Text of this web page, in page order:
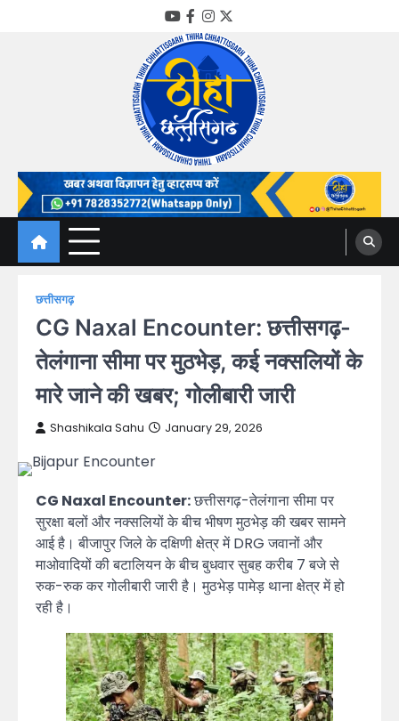
YouTube
Facebook
Instagram
Twitter
Thiha Chhattisgarh
गोठ जन-जन के
छत्तीसगढ़
CG Naxal Encounter: छत्तीसगढ़-
तेलंगाना सीमा पर मुठभेड़, कई नक्सलियों के
मारे जाने की खबर; गोलीबारी जारी
Shashikala Sahu January 29, 2026
CG Naxal Encounter:छत्तीसगढ़-तेलंगाना सीमा पर
सुरक्षा बलों और नक्सलियों के बीच भीषण मुठभेड़ की खबर सामने
आई है। बीजापुर जिले के दक्षिणी क्षेत्र में DRG जवानों और
माओवादियों की बटालियन के बीच बुधवार सुबह करीब 7 बजे से
रुक-रुक कर गोलीबारी जारी है। मुठभेड़ पामेड़ थाना क्षेत्र में हो
रही है।